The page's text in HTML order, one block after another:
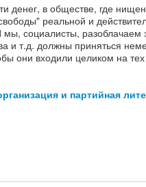
денег, в обществе, где
реальной и
мы, социалисты,
и т.д. должны приняться
они входили целиком на
и партийная